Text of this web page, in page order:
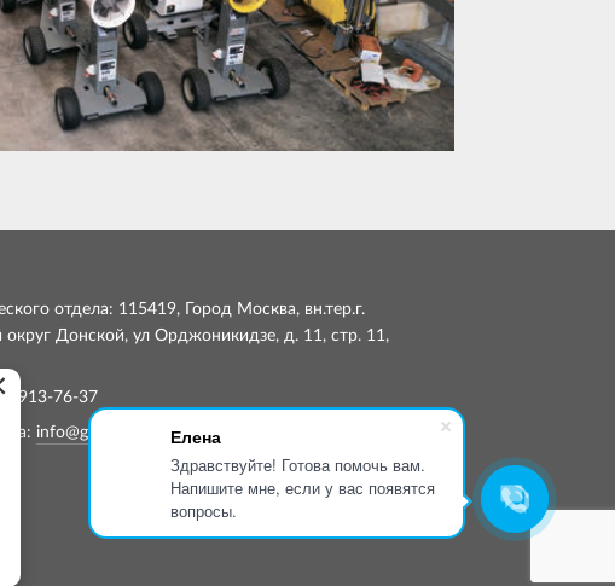
Елена
Здравствуйте! Готова помочь вам.
Напишите мне, если у вас появятся
вопросы.
отдела: 115419, Город Москва, вн.тер.г.
Донской, ул Орджоникидзе, д. 11, стр. 11,
913-76-37
info@globalsmp.ru